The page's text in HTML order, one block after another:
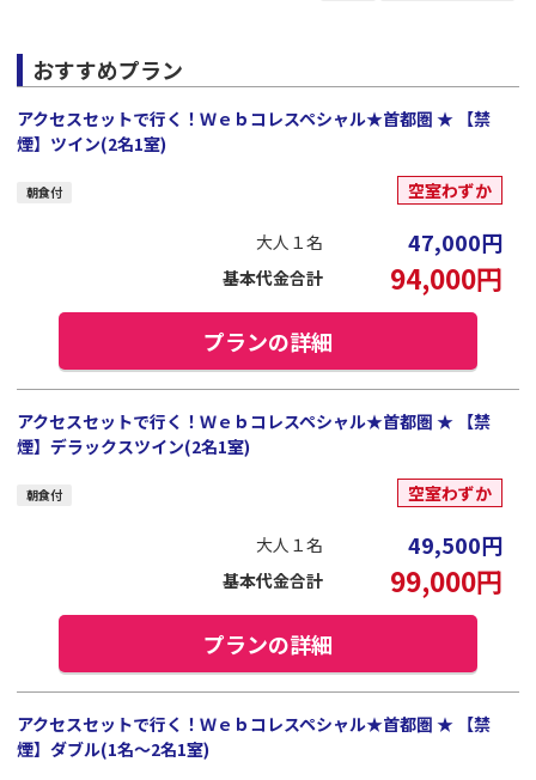
おすすめプラン
アクセスセットで行く！Ｗｅｂコレスペシャル★首都圏 ★ 【禁
煙】ツイン(2名1室)
朝食付 空室わずか
大人１名 47,000円
基本代金合計 94,000円
プランの詳細
アクセスセットで行く！Ｗｅｂコレスペシャル★首都圏 ★ 【禁
煙】デラックスツイン(2名1室)
朝食付 空室わずか
大人１名 49,500円
基本代金合計 99,000円
プランの詳細
アクセスセットで行く！Ｗｅｂコレスペシャル★首都圏 ★ 【禁
煙】ダブル(1名～2名1室)